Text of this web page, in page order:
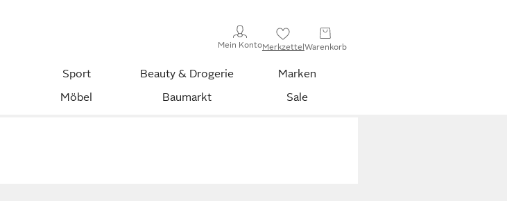
Mein KontoMerkzettelWarenkorb
Sport Beauty & Drogerie
Marken
Möbel Baumarkt Sale